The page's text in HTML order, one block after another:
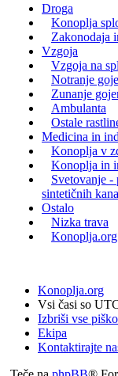
Droga
Konoplja
Zakonodaja
Vzgoja
Vzgoja na
Notranje
Zunanje
Ambulanta
Ostale
Medicina in
Konoplja v
Konoplja in
Svetovanje -
sintetičnih
Ostalo
Nizka trava
Konoplja.org
Konoplja.org
Vsi časi so
Izbriši vse
Ekipa
Kontaktirajte